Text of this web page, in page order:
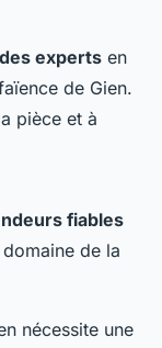
experts en
de Gien.
pièce et à
fiables
de la
nécessite une